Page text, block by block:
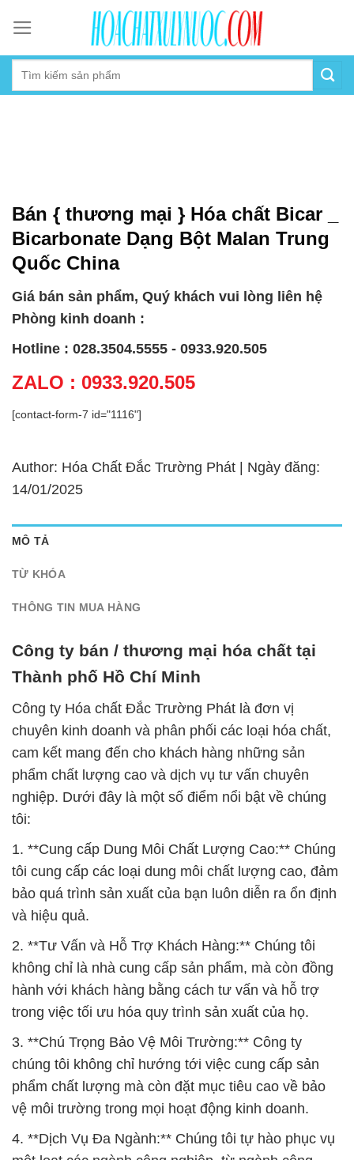
content
Bán { thương mại } Hóa chất Bicar _
Bicarbonate Dạng Bột Malan Trung
Quốc China
Giá bán sản phẩm, Quý khách vui lòng liên hệ
Phòng kinh doanh :
Hotline : 028.3504.5555 - 0933.920.505
ZALO : 0933.920.505
[contact-form-7 id="1116"]
Author: Hóa Chất Đắc Trường Phát | Ngày đăng:
14/01/2025
MÔ TẢ
TỪ KHÓA
THÔNG TIN MUA HÀNG
Công ty bán / thương mại hóa chất tại
Thành phố Hồ Chí Minh
Công ty Hóa chất Đắc Trường Phát là đơn vị
chuyên kinh doanh và phân phối các loại hóa chất,
cam kết mang đến cho khách hàng những sản
phẩm chất lượng cao và dịch vụ tư vấn chuyên
nghiệp. Dưới đây là một số điểm nổi bật về chúng
tôi:
1. **Cung cấp Dung Môi Chất Lượng Cao:** Chúng
tôi cung cấp các loại dung môi chất lượng cao, đảm
bảo quá trình sản xuất của bạn luôn diễn ra ổn định
và hiệu quả.
2. **Tư Vấn và Hỗ Trợ Khách Hàng:** Chúng tôi
không chỉ là nhà cung cấp sản phẩm, mà còn đồng
hành với khách hàng bằng cách tư vấn và hỗ trợ
trong việc tối ưu hóa quy trình sản xuất của họ.
3. **Chú Trọng Bảo Vệ Môi Trường:** Công ty
chúng tôi không chỉ hướng tới việc cung cấp sản
phẩm chất lượng mà còn đặt mục tiêu cao về bảo
vệ môi trường trong mọi hoạt động kinh doanh.
4. **Dịch Vụ Đa Ngành:** Chúng tôi tự hào phục vụ